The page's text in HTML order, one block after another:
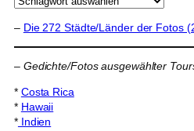
– Die 272 Städte/Länder der Fotos
– Gedichte/Fotos ausgewählter
* Costa Rica
* Hawaii
*Indien